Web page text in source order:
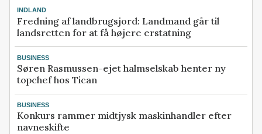
INDLAND
Fredning af landbrugsjord: Landmand går til
landsretten for at få højere erstatning
BUSINESS
Søren Rasmussen-ejet halmselskab henter ny
topchef hos Tican
BUSINESS
Konkurs rammer midtjysk maskinhandler efter
navneskifte